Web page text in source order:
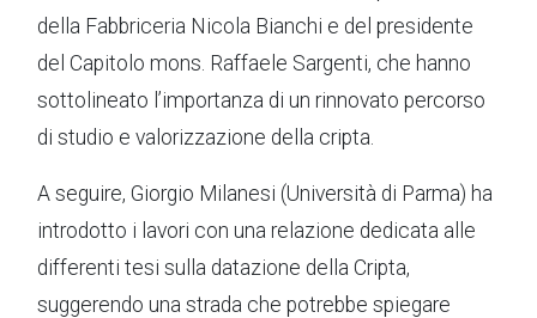
della Fabbriceria Nicola Bianchi e del presidente
del Capitolo mons. Raffaele Sargenti, che hanno
sottolineato l’importanza di un rinnovato percorso
di studio e valorizzazione della cripta.
A seguire, Giorgio Milanesi (Università di Parma) ha
introdotto i lavori con una relazione dedicata alle
differenti tesi sulla datazione della Cripta,
suggerendo una strada che potrebbe spiegare